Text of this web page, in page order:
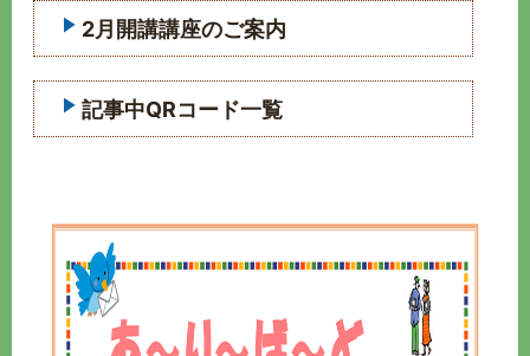
2月開講講座のご案内
記事中QRコード一覧